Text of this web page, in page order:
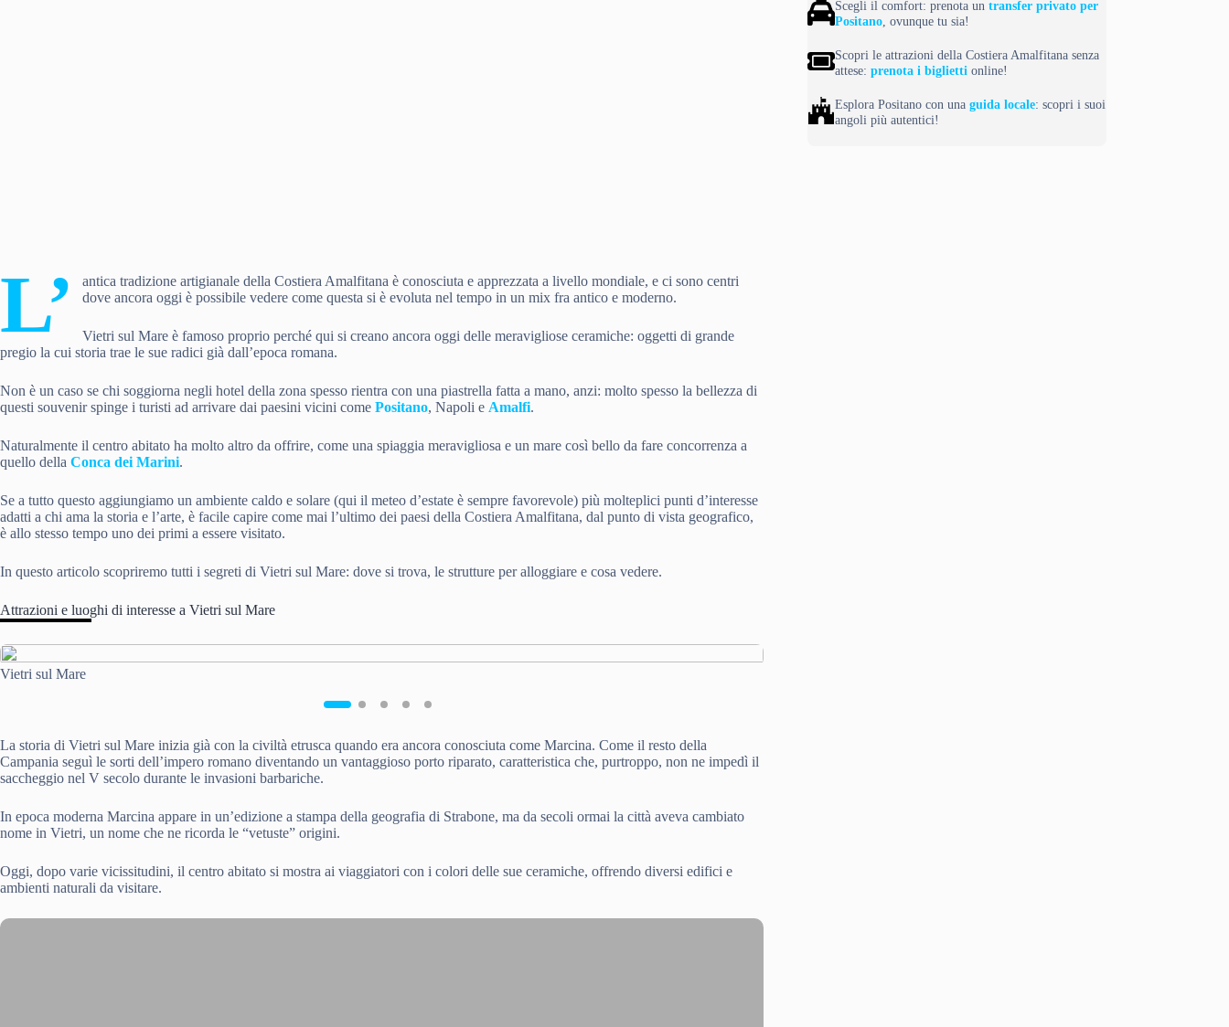
L’
antica tradizione artigianale della Costiera Amalfitana è conosciuta e apprezzata a livello mondiale, e ci sono centri
dove ancora oggi è possibile vedere come questa si è evoluta nel tempo in un mix fra antico e moderno.
Vietri sul Mare è famoso proprio perché qui si creano ancora oggi delle meravigliose ceramiche: oggetti di grande
pregio la cui storia trae le sue radici già dall’epoca romana.
Non è un caso se chi soggiorna negli hotel della zona spesso rientra con una piastrella fatta a mano, anzi: molto spesso la bellezza di
questi souvenir spinge i turisti ad arrivare dai paesini vicini come Positano, Napoli e Amalfi.
Naturalmente il centro abitato ha molto altro da offrire, come una spiaggia meravigliosa e un mare così bello da fare concorrenza a
quello della Conca dei Marini.
Se a tutto questo aggiungiamo un ambiente caldo e solare (qui il meteo d’estate è sempre favorevole) più molteplici punti d’interesse
adatti a chi ama la storia e l’arte, è facile capire come mai l’ultimo dei paesi della Costiera Amalfitana, dal punto di vista geografico,
è allo stesso tempo uno dei primi a essere visitato.
In questo articolo scopriremo tutti i segreti di Vietri sul Mare: dove si trova, le strutture per alloggiare e cosa vedere.
Attrazioni e luoghi di interesse a Vietri sul Mare
Vietri sul Mare
La storia di Vietri sul Mare inizia già con la civiltà etrusca quando era ancora conosciuta come Marcina. Come il resto della
Campania seguì le sorti dell’impero romano diventando un vantaggioso porto riparato, caratteristica che, purtroppo, non ne impedì il
saccheggio nel V secolo durante le invasioni barbariche.
In epoca moderna Marcina appare in un’edizione a stampa della geografia di Strabone, ma da secoli ormai la città aveva cambiato
nome in Vietri, un nome che ne ricorda le “vetuste” origini.
Oggi, dopo varie vicissitudini, il centro abitato si mostra ai viaggiatori con i colori delle sue ceramiche, offrendo diversi edifici e
ambienti naturali da visitare.
Scegli il comfort: prenota untransfer privato per
Positano, ovunque tu sia!
Scopri le attrazioni della Costiera Amalfitana senza
attese:prenota i biglietti online!
Esplora Positano con unaguida locale: scopri i suoi
angoli più autentici!